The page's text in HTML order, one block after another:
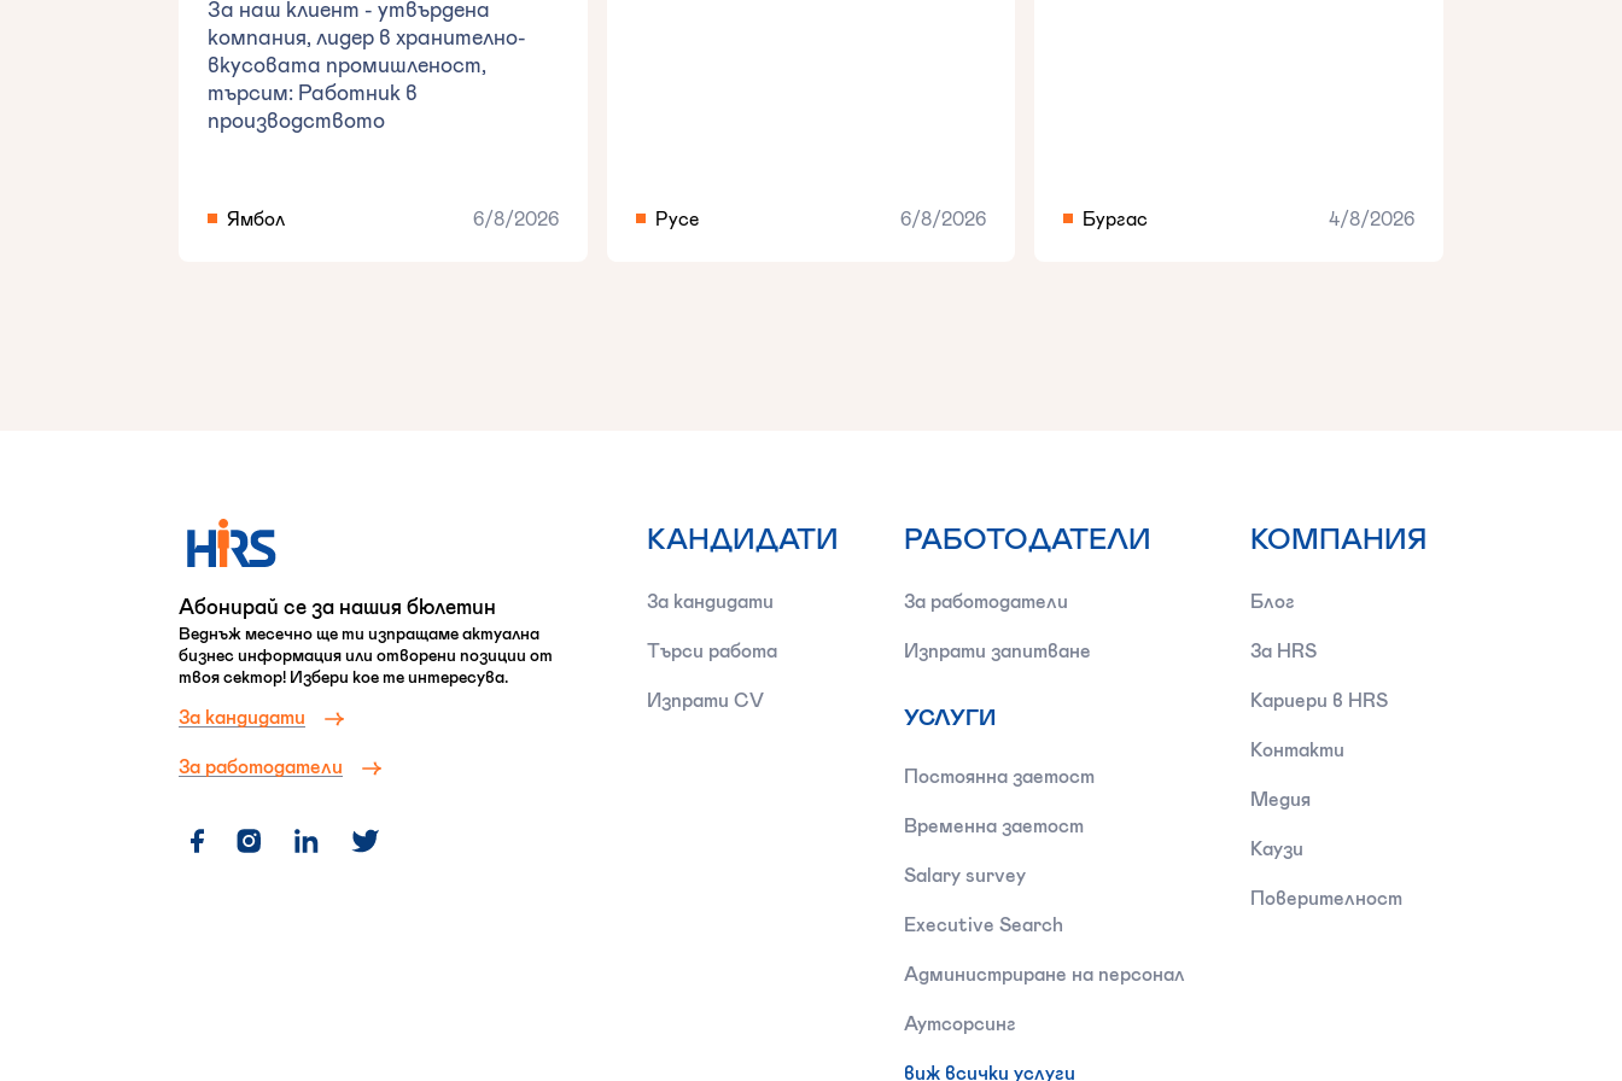
За наш клиент - утвърдена
компания, лидер в хранително-
вкусовата промишленост,
търсим: Работник в
производството
Ямбол 6/8/2026 Русе 6/8/2026 Бургас 4/8/2026
Абонирай се за нашия бюлетин
Веднъж месечно ще ти изпращаме актуална
бизнес информация или отворени позиции от
твоя сектор! Избери кое те интересува.
За кандидати
За работодатели
КАНДИДАТИ
За кандидати
Търси работа
Изпрати CV
РАБОТОДАТЕЛИ
За работодатели
Изпрати запитване
УСЛУГИ
Постоянна заетост
Временна заетост
Salary survey
Executive Search
Администриране на персонал
Аутсорсинг
виж всички услуги
КОМПАНИЯ
Блог
За HRS
Кариери в HRS
Контакти
Медия
Каузи
Поверителност